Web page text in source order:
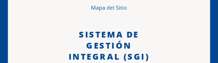
Mapa del Sitio
SISTEMA DE
GESTIÓN
INTEGRAL (SGI)